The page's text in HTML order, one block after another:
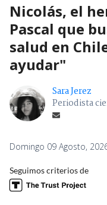
Nicolás, el
Pascal que
salud en
ayudar"
Sara Jerez
Periodista
Domingo 09 Agosto,
Seguimos criterios de